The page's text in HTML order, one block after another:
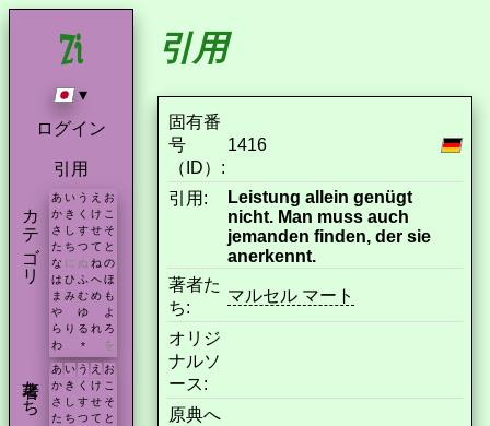
▾
ログイン
引用
カテゴリ あ い う え お
か き く け こ
さ し す せ そ
た ち つ て と
な に ぬ ね の
は ひ ふ へ ほ
ま み む め も
や
ゆ
よ
ら り る れ ろ
わ
* を
著者たち あ い う え お
か き く け こ
さ
し す せ そ
た ち つ て と
引用
固有番
号
（ID）:
1416
引用:
Leistung allein genügt
nicht. Man muss auch
jemanden finden, der sie
anerkennt.
著者た
ち:
マルセル マート
オリジ
ナルソ
ース:
原典へ